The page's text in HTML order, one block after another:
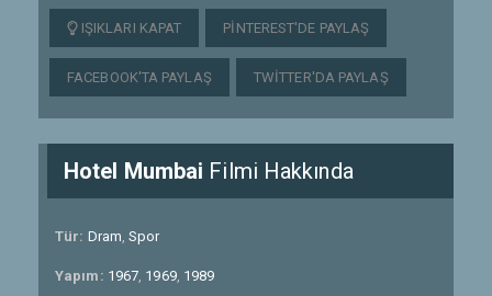
IŞIKLARI KAPAT PINTEREST'DE PAYLAŞ
FACEBOOK'TA PAYLAŞ TWITTER'DA PAYLAŞ
Hotel Mumbai Filmi Hakkında
Tür: Dram,Spor
Yapım: 1967, 1969, 1989